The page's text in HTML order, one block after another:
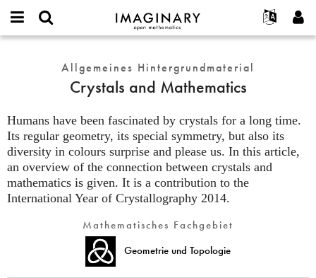
IMAGINARY
open
Français
Deutsch
Español
Türkçe
Programme
Galerien
Hands-on
Filme
Texte
Ausstellungen
Mehr...
Projekte
Mitmachen
Neues Benutzerkonto erstellen
Neues Passwort anfordern
Crystals
Mathematics
Allgemeines Hintergrundmaterial
Crystals and Mathematics
Humans have been fascinated by crystals for a long time.
Its regular geometry, its special symmetry, but also its
diversity in colours surprise and please us. In this article,
an overview of the connection between crystals and
mathematics is given. It is a contribution to the
International Year of Crystallography 2014.
Mathematisches Fachgebiet
Geometrie und Topologie